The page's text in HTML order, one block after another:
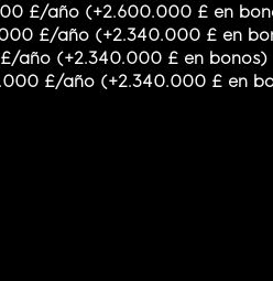
£/año (+2.600.000 £ en
£/año (+2.340.000 £ en
año (+2.340.000 £ en bonos)
£/año (+2.340.000 £ en